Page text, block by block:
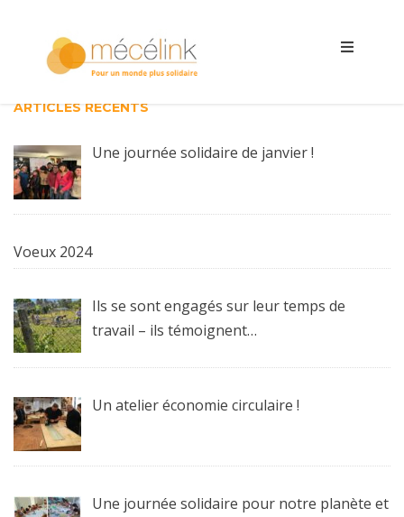
ARTICLES RÉCENTS
Une journée solidaire de janvier !
Voeux 2024
Ils se sont engagés sur leur temps de
travail – ils témoignent…
Un atelier économie circulaire !
Une journée solidaire pour notre planète et